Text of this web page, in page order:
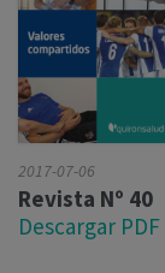
2017-07-06
Revista Nº 40
Descargar PDF